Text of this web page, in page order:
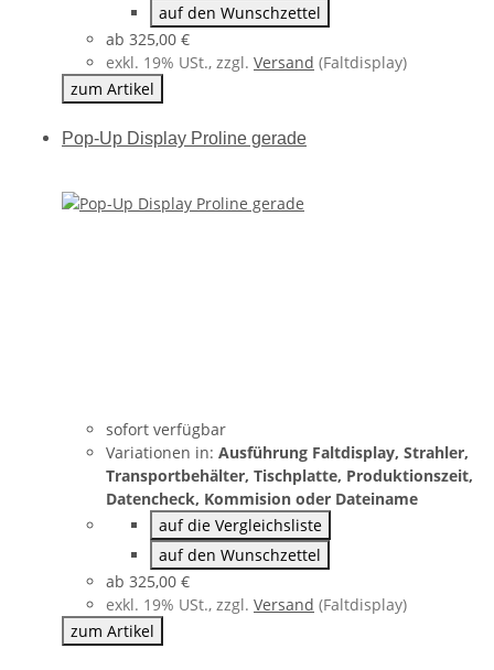
auf den Wunschzettel
ab 325,00 €
exkl. 19% USt., zzgl. Versand (Faltdisplay)
zum Artikel
Pop-Up Display Proline gerade
sofort verfügbar
Variationen in: Ausführung Faltdisplay, Strahler,
Transportbehälter, Tischplatte, Produktionszeit,
Datencheck, Kommision oder Dateiname
auf die Vergleichsliste
auf den Wunschzettel
ab 325,00 €
exkl. 19% USt., zzgl. Versand (Faltdisplay)
zum Artikel